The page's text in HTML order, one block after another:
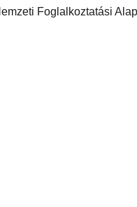
Foglalkoztatási